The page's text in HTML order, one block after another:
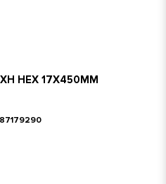
HEX 17X450MM